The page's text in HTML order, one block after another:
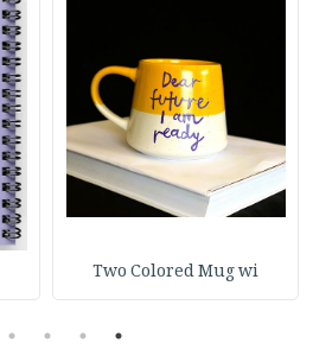
Two Colored Mug wi
1
2
3
4